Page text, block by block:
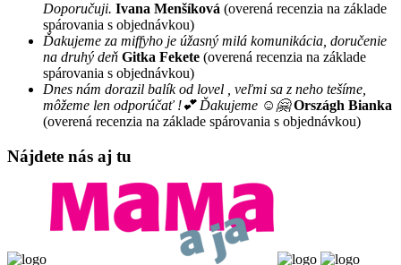
Doporučuji. Ivana Menšíková (overená recenzia na základe
spárovania s objednávkou)
Ďakujeme za miffyho je úžasný milá komunikácia, doručenie
na druhý deň Gitka Fekete (overená recenzia na základe
spárovania s objednávkou)
Dnes nám dorazil balík od lovel , veľmi sa z neho tešíme,
môžeme len odporúčať !💕 Ďakujeme ☺️🤗 Országh Bianka
(overená recenzia na základe spárovania s objednávkou)
Nájdete nás aj tu